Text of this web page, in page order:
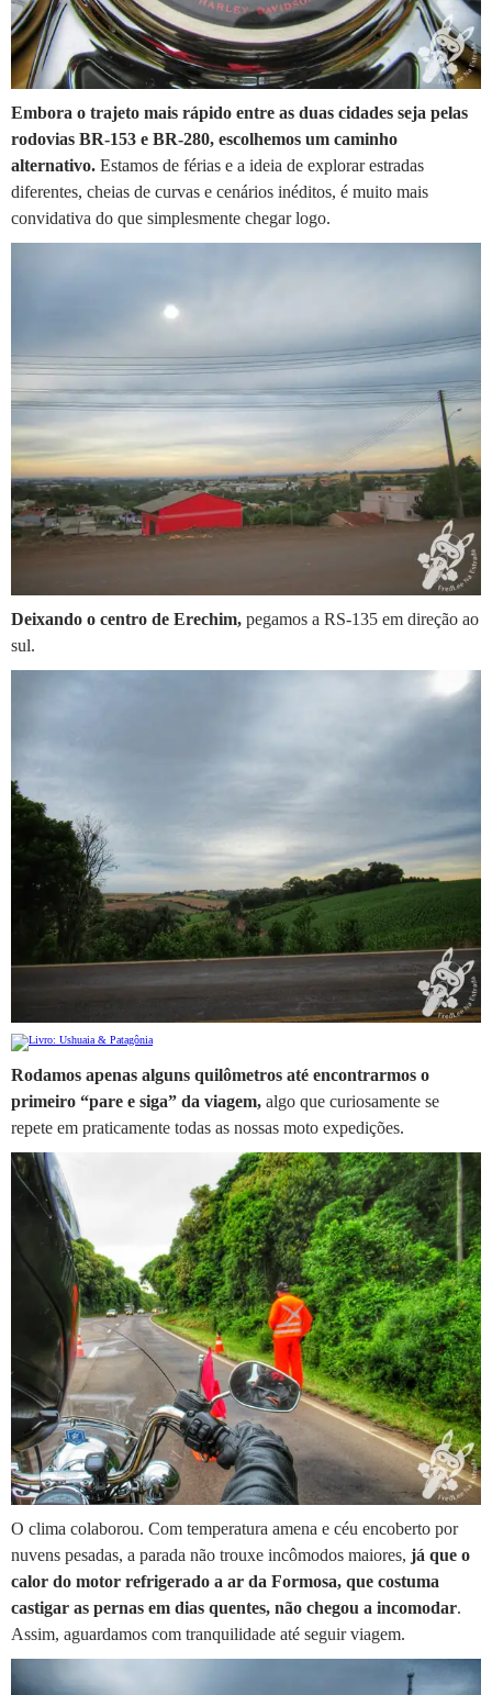
Embora o trajeto mais rápido entre as duas cidades seja pelas
rodovias BR-153 e BR-280, escolhemos um caminho
alternativo. Estamos de férias e a ideia de explorar estradas
diferentes, cheias de curvas e cenários inéditos, é muito mais
convidativa do que simplesmente chegar logo.
Deixando o centro de Erechim, pegamos a RS-135 em direção ao
sul.
Rodamos apenas alguns quilômetros até encontrarmos o
primeiro “pare e siga” da viagem, algo que curiosamente se
repete em praticamente todas as nossas moto expedições.
O clima colaborou. Com temperatura amena e céu encoberto por
nuvens pesadas, a parada não trouxe incômodos maiores, já que o
calor do motor refrigerado a ar da Formosa, que costuma
castigar as pernas em dias quentes, não chegou a incomodar.
Assim, aguardamos com tranquilidade até seguir viagem.